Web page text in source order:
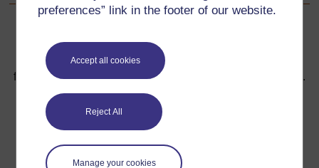
preferences” link in the footer of our website.
Accept all cookies
Reject All
Manage your cookies
Pour de plus amples informations, référez-vous à notre
foire aux questions qui peut vous fournir l'aide nécessaire.
Vous avez une question ?
Si vous avez un souci quelconque concernant ce site,